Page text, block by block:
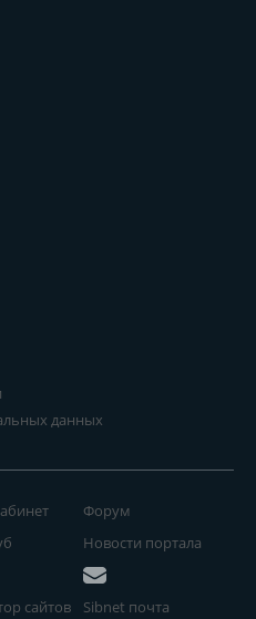
данных
Форум
Новости портала
сайтов
Sibnet почта